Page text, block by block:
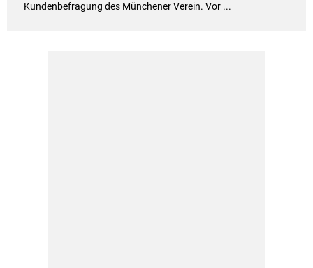
Kundenbefragung des Münchener Verein. Vor ...